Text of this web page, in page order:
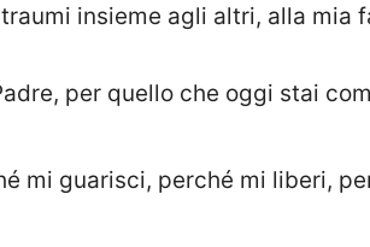
insieme agli altri, alla mia
per quello che oggi stai
mi guarisci, perché mi liberi,